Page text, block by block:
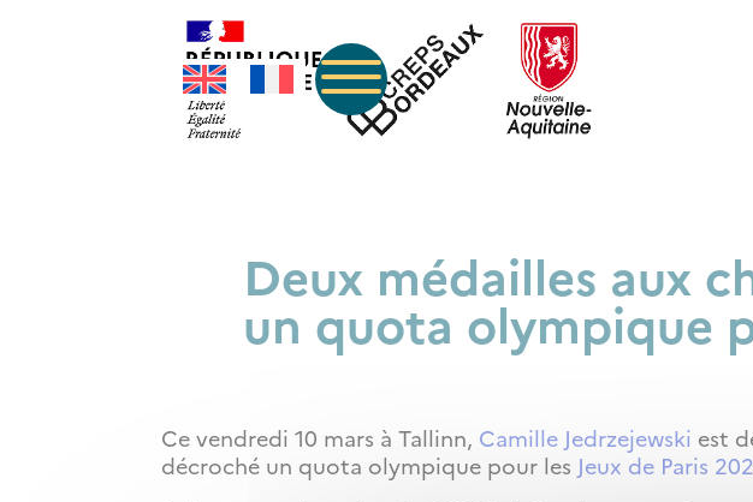
Deux médailles aux
un quota olympique
Ce vendredi 10 mars à Tallinn, Camille Jedrzejewski est
décroché un quota olympique pour les Jeux de Paris